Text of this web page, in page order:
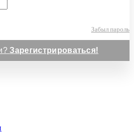
Забыл пароль
Зарегистрироваться!